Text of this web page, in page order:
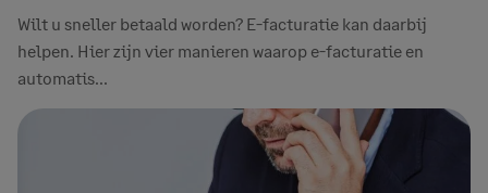
Wilt u sneller betaald worden? E-facturatie kan daarbij
helpen. Hier zijn vier manieren waarop e-facturatie en
automatis...